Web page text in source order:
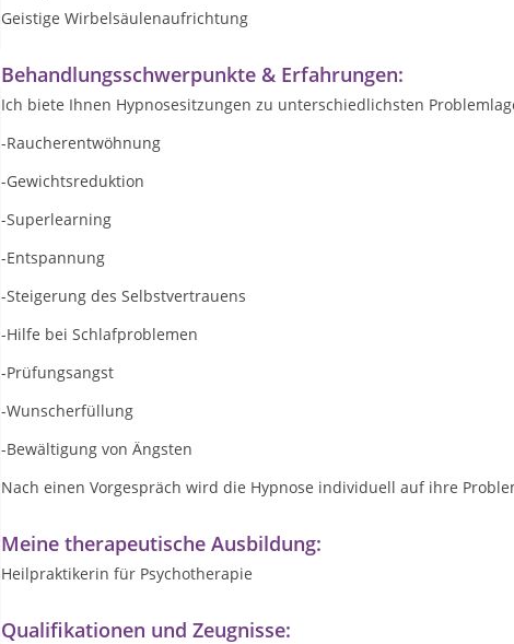
Geistige Wirbelsäulenaufrichtung
Behandlungsschwerpunkte & Erfahrungen:
Ich biete Ihnen Hypnosesitzungen zu unterschiedlichsten
-Raucherentwöhnung
-Gewichtsreduktion
-Superlearning
-Entspannung
-Steigerung des Selbstvertrauens
-Hilfe bei Schlafproblemen
-Prüfungsangst
-Wunscherfüllung
-Bewältigung von Ängsten
Nach einen Vorgespräch wird die Hypnose individuell auf ihre
Meine therapeutische Ausbildung:
Heilpraktikerin für Psychotherapie
Qualifikationen und Zeugnisse: